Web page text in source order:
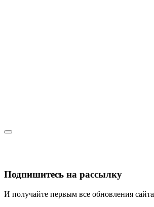
Подпишитесь на рассылку
И получайте первым все обновления сайта